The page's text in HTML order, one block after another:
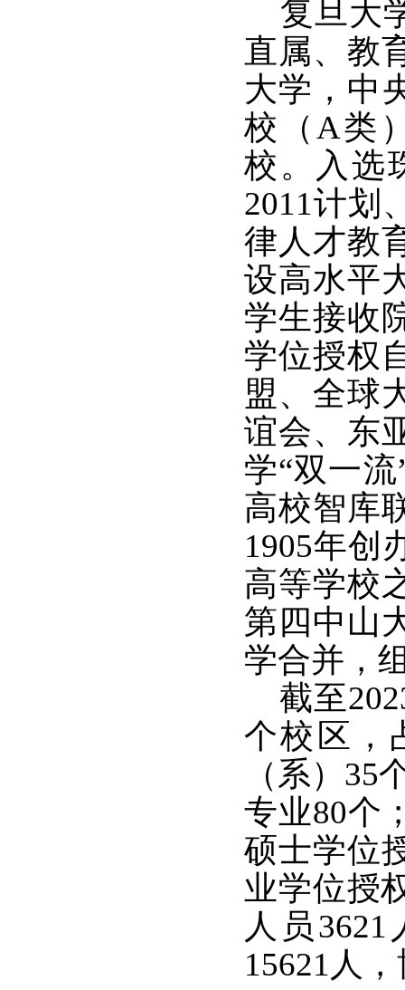
复旦大
直属、教
大学，中
校（A类
校。入选
2011计划
律人才教
设高水平
学生接收
学位授权
盟、全球
谊会、东
学“双一
高校智库
1905年创
高等学校
第四中山
学合并，
截至
个校区，
（系）
专业80个
硕士学位
业学位授
人员
15621人